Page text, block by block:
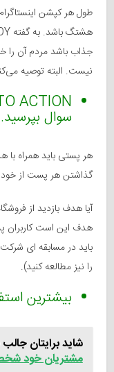
جذاب باشد مردم آن را
نیست. البته توصیه
سوال بپرسید.
هر پستی باید همراه
گذاشتن هر پست از خود
آیا هدف بازدید از
هدف این است کاربران
باید در مسابقه ای شرکت
را نیز مطالعه کنید).
بیشترین
شاید برایتان
مشتریان خود